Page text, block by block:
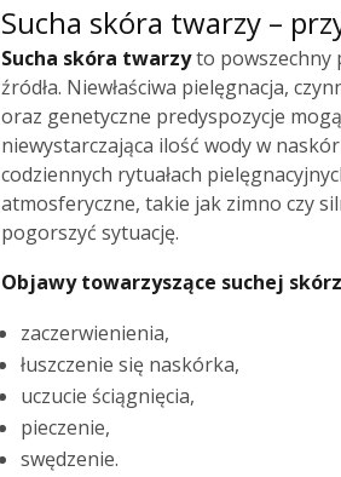
Sucha skóra twarzy –
Sucha skóra twarzyto powszechny
źródła. Niewłaściwa pielęgnacja,
oraz genetyczne predyspozycje
niewystarczająca ilość wody w
codziennych rytuałach
atmosferyczne, takie jak zimno czy
pogorszyć sytuację.
Objawy towarzyszące suchej
zaczerwienienia,
łuszczenie się naskórka,
uczucie ściągnięcia,
pieczenie,
swędzenie.